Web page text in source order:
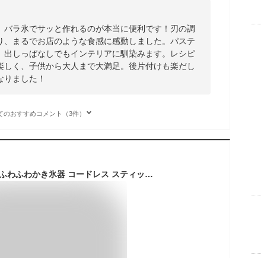
ラ氷でサッと作れるのが本当に便利です！刃の調
まるでお店のような食感に感動しました。パステ
しっぱなしでもインテリアに馴染みます。レシピ
く、子供から大人まで大満足。後片付けも楽だし
ました！
のおすすめコメント（3件）
Otona オトナ 大人のふわふわかき氷器 コードレス スティックタイプ 電動 かき氷器 かき氷機 氷かき器 ハンディ ワンプッシュ ふわ雪 大人 ふわふわ かき氷 CDIS-B3 パステルターコイズ【送料無料】